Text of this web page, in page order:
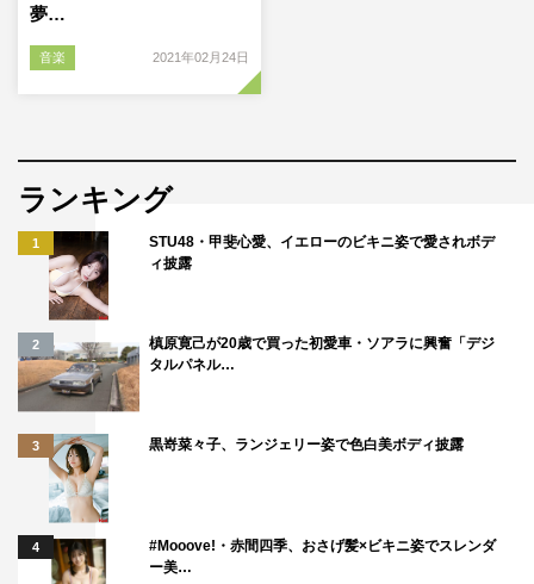
夢…
音楽 2021年02月24日
ランキング
1
STU48・甲斐心愛、イエローのビキニ姿で愛されボデ
ィ披露
2
槙原寛己が20歳で買った初愛車・ソアラに興奮「デジ
タルパネル…
3 黒嵜菜々子、ランジェリー姿で色白美ボディ披露
4
#Mooove!・赤間四季、おさげ髪×ビキニ姿でスレンダ
ー美…